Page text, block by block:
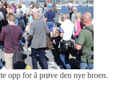
opp for å prøve den nye broen.